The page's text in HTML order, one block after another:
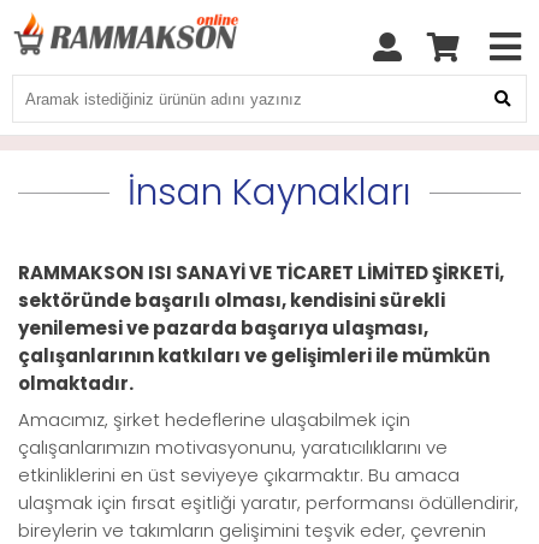
İnsan Kaynakları
RAMMAKSON ISI SANAYİ VE TİCARET LİMİTED ŞİRKETİ,
sektöründe başarılı olması, kendisini sürekli
yenilemesi ve pazarda başarıya ulaşması,
çalışanlarının katkıları ve gelişimleri ile mümkün
olmaktadır.
Amacımız, şirket hedeflerine ulaşabilmek için
çalışanlarımızın motivasyonunu, yaratıcılıklarını ve
etkinliklerini en üst seviyeye çıkarmaktır. Bu amaca
ulaşmak için fırsat eşitliği yaratır, performansı ödüllendirir,
bireylerin ve takımların gelişimini teşvik eder, çevrenin